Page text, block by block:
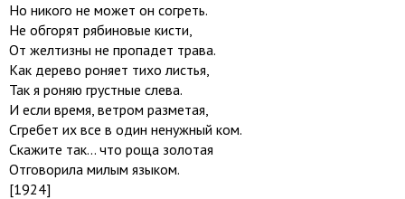
Но никого не может он согреть.
Не обгорят рябиновые кисти,
От желтизны не пропадет трава.
Как дерево роняет тихо листья,
Так я роняю грустные слева.
И если время, ветром разметая,
Сгребет их все в один ненужный ком.
Скажите так... что роща золотая
Отговорила милым языком.
[1924]